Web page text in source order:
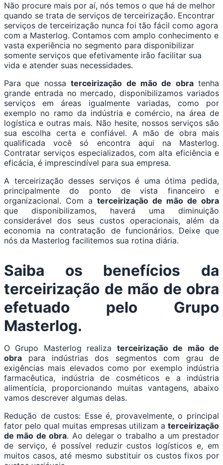
Não procure mais por aí, nós temos o que há de melhor
quando se trata de serviços de terceirização. Encontrar
serviços de terceirização nunca foi tão fácil como agora
com a Masterlog. Contamos com amplo conhecimento e
vasta experiência no segmento para disponibilizar
somente serviços que efetivamente irão facilitar sua
vida e atender suas necessidades.
Para que nossaterceirização de mão de obratenha
grande entrada no mercado, disponibilizamos variados
serviços em áreas igualmente variadas, como por
exemplo no ramo da indústria e comércio, na área de
logística e outras mais. Não hesite, nossos serviços são
sua escolha certa e confiável. A mão de obra mais
qualificada você só encontra aqui na Masterlog.
Contratar serviços especializados, com alta eficiência e
eficácia, é imprescindível para sua empresa.
A terceirização desses serviços é uma ótima pedida,
principalmente do ponto de vista financeiro e
organizacional. Com a terceirização de mão de obra
que disponibilizamos, haverá uma diminuição
considerável dos seus custos operacionais, além da
economia na contratação de funcionários. Deixe que
nós da Masterlog facilitemos sua rotina diária.
Saiba os benefícios da
terceirização de mão de obra
efetuado pelo Grupo
Masterlog.
O Grupo Masterlog realiza terceirização de mão de
obra para indústrias dos segmentos com grau de
exigências mais elevados como por exemplo indústria
farmacêutica, indústria de cosméticos e a indústria
alimentícia, proporcionando muitas vantagens, abaixo
vamos descrever algumas delas.
Redução de custos: Esse é, provavelmente, o principal
fator pelo qual muitas empresas utilizam a terceirização
de mão de obra. Ao delegar o trabalho a um prestador
de serviço, é possível reduzir custos logísticos e, em
muitos casos, até mesmo substituir os custos fixos por